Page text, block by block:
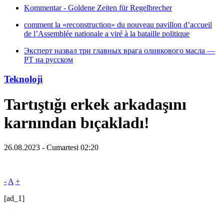
Kommentar - Goldene Zeiten für Regelbrecher
comment la «reconstruction» du nouveau pavillon d’accueil
de l’Assemblée nationale a viré à la bataille politique
Эксперт назвал три главных врага оливкового масла —
РТ на русском
Teknoloji
Tartıştığı erkek arkadaşını
karnından bıçakladı!
26.08.2023 - Cumartesi 02:20
- A +
[ad_1]